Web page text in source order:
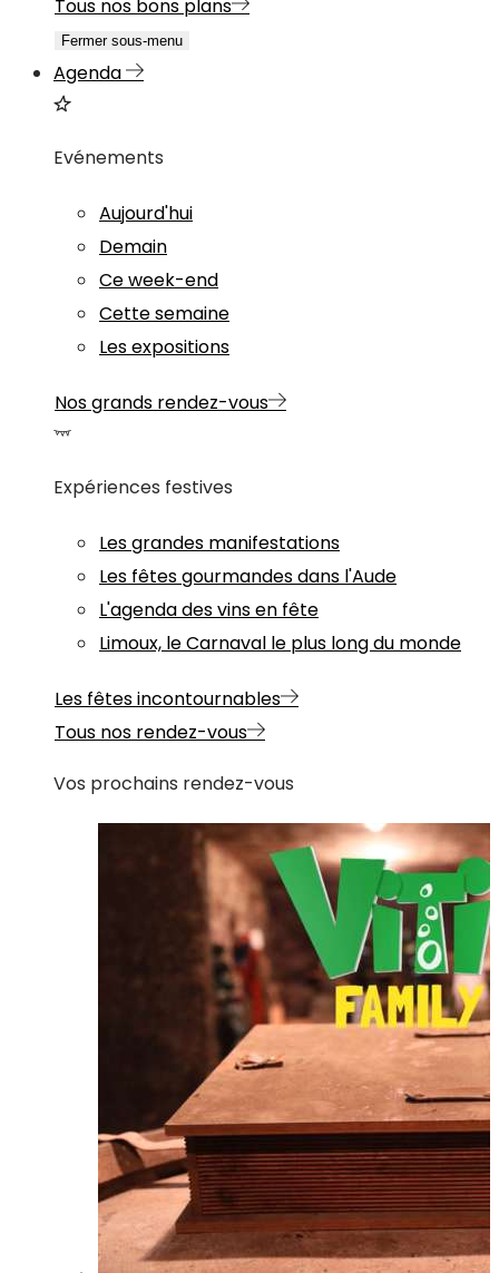
Tous nos bons plans
Fermer sous-menu
Agenda
Evénements
Aujourd'hui
Demain
Ce week-end
Cette semaine
Les expositions
Nos grands rendez-vous
Expériences festives
Les grandes manifestations
Les fêtes gourmandes dans l'Aude
L'agenda des vins en fête
Limoux, le Carnaval le plus long du monde
Les fêtes incontournables
Tous nos rendez-vous
Vos prochains rendez-vous